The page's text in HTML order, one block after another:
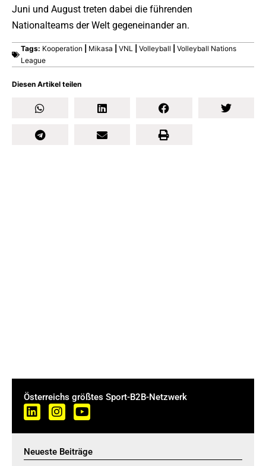
Diesen Artikel teilen
Juni und August treten dabei die führenden
Nationalteams der Welt gegeneinander an.
Tags: Kooperation Mikasa VNL Volleyball
Volleyball Nations
League
Österreichs größtes Sport-B2B-Netzwerk
Neueste Beiträge